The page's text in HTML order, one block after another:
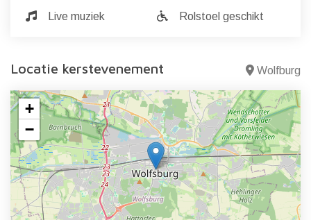
Live muziek Rolstoel geschikt
Locatie kerstevenement Wolfburg
+
−